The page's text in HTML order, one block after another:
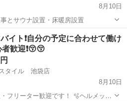
8月10日
とサウナ設置・床暖房設置
イト❗自分の予定に合わせて働け
者歓迎❗😚😚
スタイル 池袋店
8月10日
フリーター歓迎です！ 🫧ヘルメット